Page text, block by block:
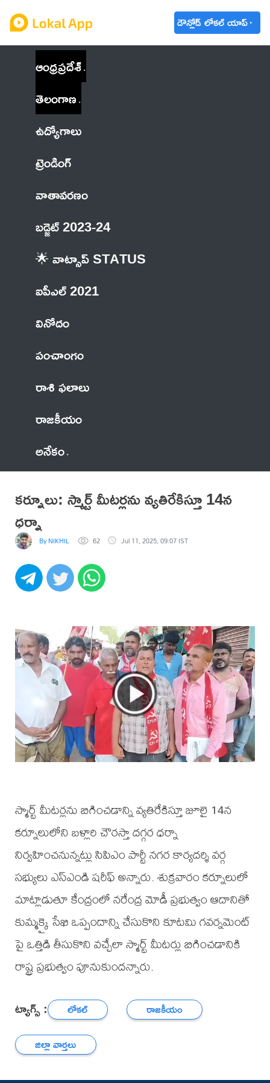
డౌన్లోడ్ లోకల్ యాప్
ఆంధ్రప్రదేశ్
తెలంగాణ
ఉద్యోగాలు
ట్రెండింగ్
వాతావరణం
బడ్జెట్ 2023-24
🌟 వాట్సాప్ STATUS
ఐపీఎల్ 2021
వినోదం
పంచాంగం
రాశి ఫలాలు
రాజకీయం
అనేకం
కర్నూలు: స్మార్ట్ మీటర్లను వ్యతిరేకిస్తూ 14న
ధర్నా
By NIKHIL 62 Jul 11, 2025, 09:07 IST
స్మార్ట్ మీటర్లను బిగించడాన్ని వ్యతిరేకిస్తూ జూలై 14న
కర్నూలులోని బళ్లారి చౌరస్తా దగ్గర ధర్నా
నిర్వహించనున్నట్లు సిపిఎం పార్టీ నగర కార్యదర్శి వర్గ
సభ్యులు ఎస్ఎండి షరీఫ్ అన్నారు. శుక్రవారం కర్నూలులో
మాట్లాడుతూ కేంద్రంలో నరేంద్ర మోడీ ప్రభుత్వం ఆదానితో
కుమ్మక్కై సేఖి ఒప్పందాన్ని చేసుకొని కూటమి గవర్నమెంట్
పై ఒత్తిడి తీసుకొని వచ్చేలా స్మార్ట్ మీటర్లు బిగించడానికి
రాష్ట్ర ప్రభుత్వం పూనుకుందన్నారు.
ట్యాగ్స్ : లోకల్
రాజకీయం
జిల్లా వార్తలు